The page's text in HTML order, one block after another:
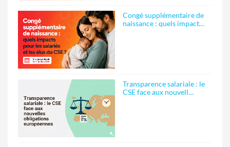
Congé supplémentaire de
naissance : quels impact…
Transparence salariale : le
CSE face aux nouvell…